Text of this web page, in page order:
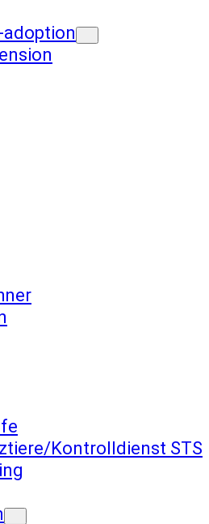
Kontrolldienst STS